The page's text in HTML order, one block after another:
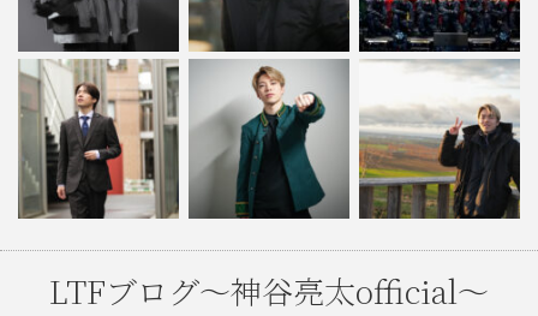
LTFブログ〜神谷亮太official〜